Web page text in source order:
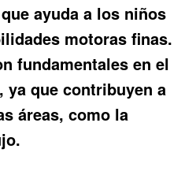
ayuda a los niños
motoras finas.
fundamentales en el
que contribuyen a
áreas, como la